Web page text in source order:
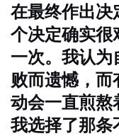
在最终作出决
个决定确实很
一次。我认
败而遗憾，
动会一直煎熬
我选择了那条